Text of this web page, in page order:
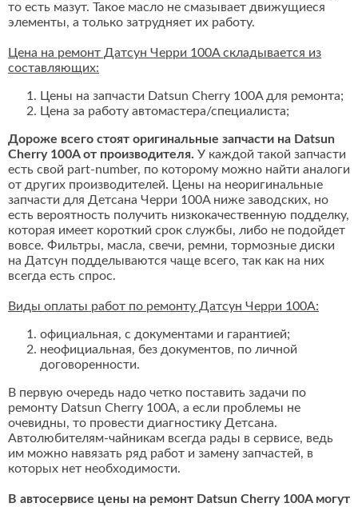
то есть мазут. Такое масло не смазывает движущиеся
элементы, а только затрудняет их работу.
Цена на ремонт Датсун Черри 100A складывается из
составляющих:
Цены на запчасти Datsun Cherry 100A для ремонта;
Цена за работу автомастера/специалиста;
Дороже всего стоят оригинальные запчасти на Datsun
Cherry 100A от производителя. У каждой такой запчасти
есть свой part-number, по которому можно найти аналоги
от других производителей. Цены на неоригинальные
запчасти для Детсана Черри 100A ниже заводских, но
есть вероятность получить низкокачественную подделку,
которая имеет короткий срок службы, либо не подойдет
вовсе. Фильтры, масла, свечи, ремни, тормозные диски
на Датсун подделываются чаще всего, так как на них
всегда есть спрос.
Виды оплаты работ по ремонту Датсун Черри 100A:
официальная, с документами и гарантией;
неофициальная, без документов, по личной
договоренности.
В первую очередь надо четко поставить задачи по
ремонту Datsun Cherry 100A, а если проблемы не
очевидны, то провести диагностику Детсана.
Автолюбителям-чайникам всегда рады в сервисе, ведь
им можно навязать ряд работ и замену запчастей, в
которых нет необходимости.
В автосервисе цены на ремонт Datsun Cherry 100A могут